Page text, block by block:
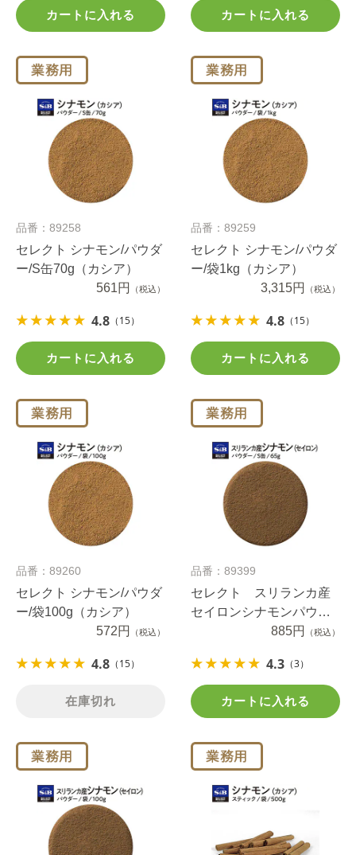
カートに入れる カートに入れる
品番：89258
セレクト シナモン/パウダ
ー/S缶70g（カシア）
561円
（税込）
4.8 （15）
カートに入れる
品番：89259
セレクト シナモン/パウダ
ー/袋1kg（カシア）
3,315円
（税込）
4.8 （15）
カートに入れる
品番：89260
セレクト シナモン/パウダ
ー/袋100g（カシア）
572円
（税込）
4.8 （15）
在庫切れ
品番：89399
セレクト スリランカ産
セイロンシナモンパウダ
885円 （税込）
4.3 （3）
カートに入れる